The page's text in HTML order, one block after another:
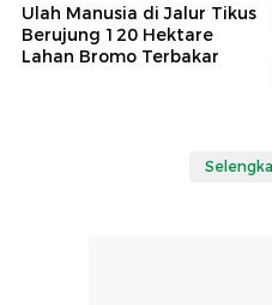
Ulah Manusia di Jalur Tikus
Berujung 120 Hektare
Lahan Bromo Terbakar